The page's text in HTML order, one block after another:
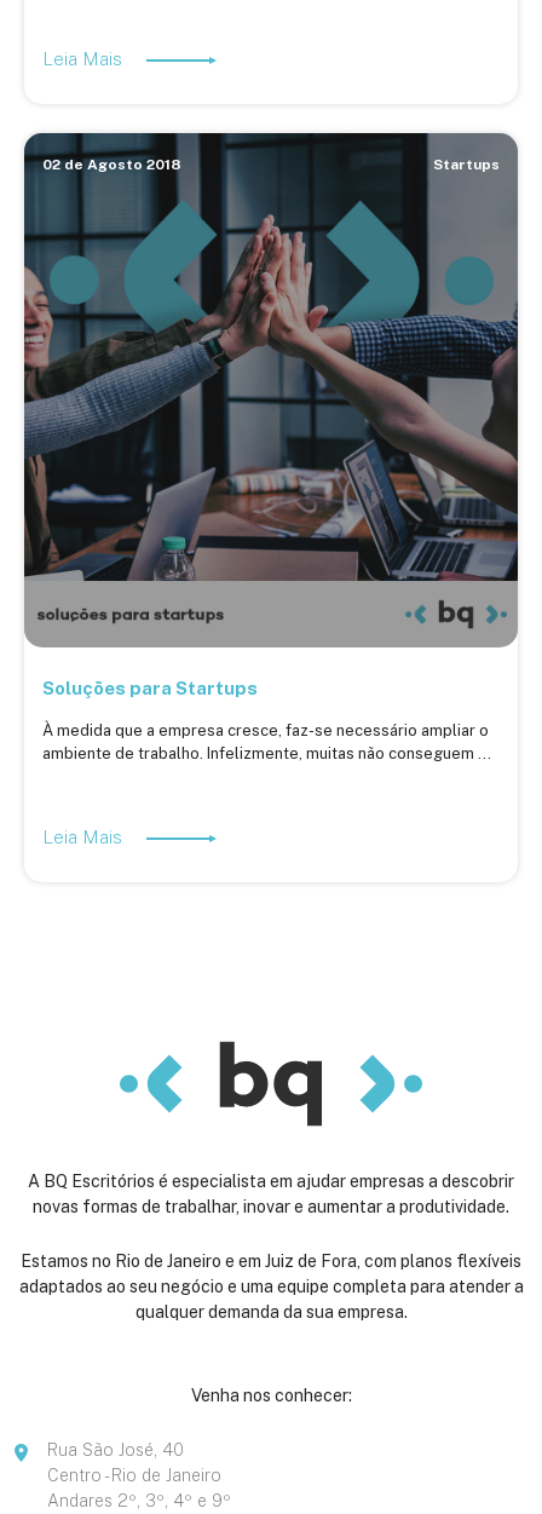
Leia Mais
02 de Agosto 2018 Startups
Soluções para Startups
À medida que a empresa cresce, faz-se necessário ampliar o
ambiente de trabalho. Infelizmente, muitas não conseguem ...
Leia Mais
A BQ Escritórios é especialista em ajudar empresas a descobrir
novas formas de trabalhar, inovar e aumentar a produtividade.
Estamos no Rio de Janeiro e em Juiz de Fora, com planos flexíveis
adaptados ao seu negócio e uma equipe completa para atender a
qualquer demanda da sua empresa.
Venha nos conhecer:
Rua São José, 40
Centro - Rio de Janeiro
Andares 2º, 3º, 4º e 9º